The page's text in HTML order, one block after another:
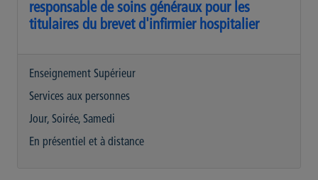
responsable de soins généraux pour les
titulaires du brevet d'infirmier hospitalier
Enseignement Supérieur
Services aux personnes
Jour, Soirée, Samedi
En présentiel et à distance